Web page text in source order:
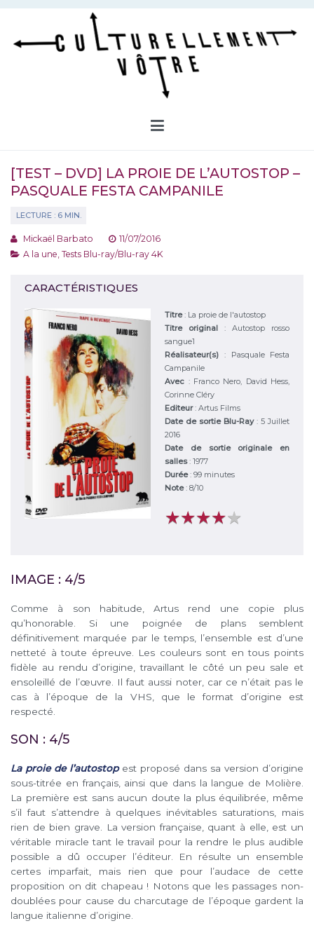
Aller
contenu
[TEST – DVD] LA PROIE DE L’AUTOSTOP –
PASQUALE FESTA CAMPANILE
Mickaël Barbato
11/07/2016
A la une Tests Blu-ray/Blu-ray 4K
CARACTÉRISTIQUES
Titre: La proie de l'autostop
Titre original:Autostop rosso
sangue1
Réalisateur(s) :
Pasquale Festa
Campanile
Avec : Franco Nero, David Hess,
Corinne Cléry
Editeur:Artus Films
Date de sortie Blu-Ray: 5 Juillet
2016
Date de sortie originale en
salles: 1977
Durée:99 minutes
Note:8/10
★★★★★
★★★★★
IMAGE : 4/5
Comme à son habitude, Artus rend une copie plus
qu’honorable. Si une poignée de plans semblent
définitivement marquée par le temps, l’ensemble est d’une
netteté à toute épreuve. Les couleurs sont en tous points
fidèle au rendu d’origine, travaillant le côté un peu sale et
ensoleillé de l’œuvre. Il faut aussi noter, car ce n’était pas le
cas à l’époque de la VHS, que le format d’origine est
respecté.
SON : 4/5
La proie de l’autostop est proposé dans sa version d’origine
sous-titrée en français, ainsi que dans la langue de Molière.
La première est sans aucun doute la plus équilibrée, même
s’il faut s’attendre à quelques inévitables saturations, mais
rien de bien grave. La version française, quant à elle, est un
véritable miracle tant le travail pour la rendre le plus audible
possible a dû occuper l’éditeur. En résulte un ensemble
certes imparfait, mais rien que pour l’audace de cette
proposition on dit chapeau ! Notons que les passages non-
doublées pour cause du charcutage de l’époque gardent la
langue italienne d’origine.